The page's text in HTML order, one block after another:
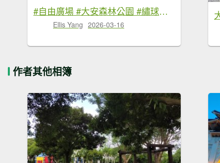
#自由廣場 #大安森林公園 #繡球花 #杜鵑 3/16
Ellis Yang 2026-03-16
作者其他相簿